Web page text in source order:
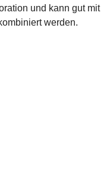
und kann gut mit
werden.